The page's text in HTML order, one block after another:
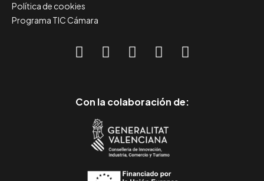
Política de cookies
Programa TIC Cámara
Con la colaboración de: